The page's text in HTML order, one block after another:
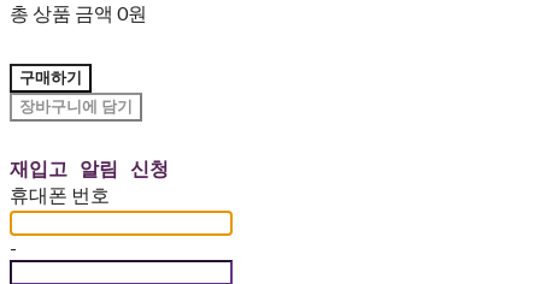
총 상품 금액 0원
구매하기
장바구니에 담기
재입고 알림 신청
휴대폰 번호
-